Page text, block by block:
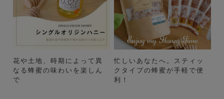
花や土地、時期によって異
なる蜂蜜の味わいを楽しん
で
忙しいあなたへ。スティッ
クタイプの蜂蜜が手軽で便
利！